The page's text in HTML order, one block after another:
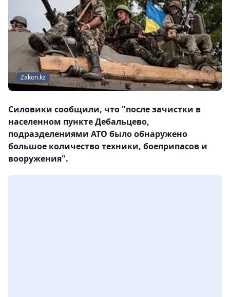
Zakon.kz
Силовики сообщили, что "после зачистки в
населенном пункте Дебальцево,
подразделениями АТО было обнаружено
большое количество техники, боеприпасов и
вооружения".